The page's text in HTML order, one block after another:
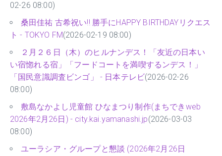
02-26 08:00)
桑田佳祐 古希祝い!! 勝手にHAPPY BIRTHDAYリクエス
ト - TOKYO FM(2026-02-19 08:00)
２月２６日（木）のヒルナンデス！「友近の日本い
い宿惚れる宿」「フードコートを満喫するンデス！」
「国民意識調査ビンゴ」 - 日本テレビ(2026-02-26
08:00)
敷島なかよし児童館 ひなまつり制作(まちできweb
2026年2月26日) - city.kai.yamanashi.jp(2026-03-03
08:00)
ユーラシア・グループと懇談 (2026年2月26日